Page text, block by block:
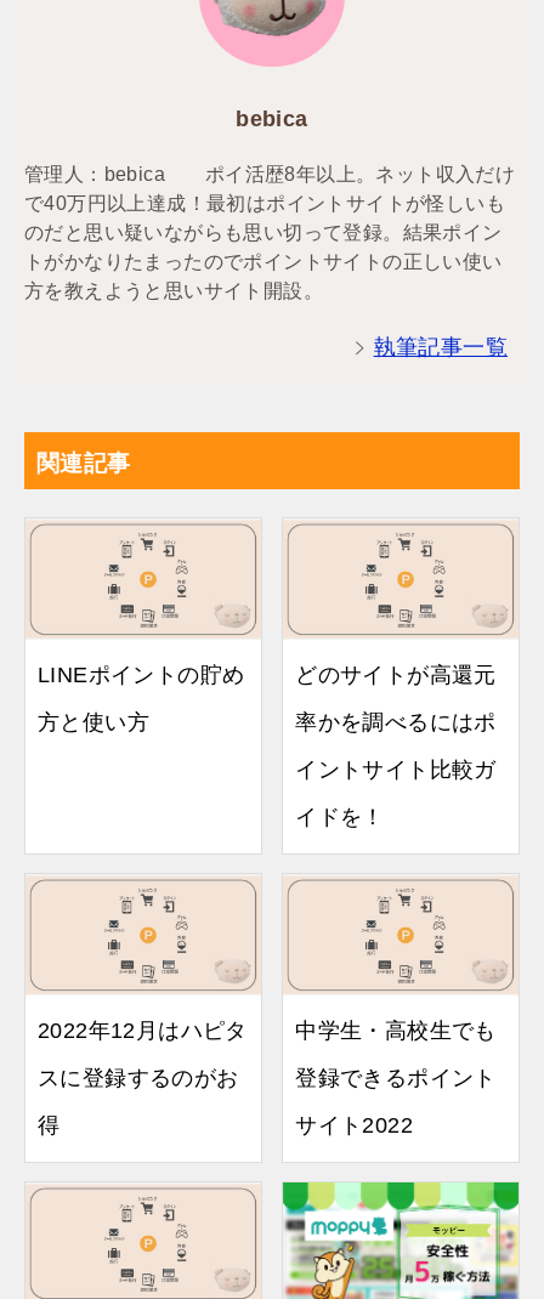
bebica
管理人：bebica ポイ活歴8年以上。ネット収入だけ
で40万円以上達成！最初はポイントサイトが怪しいも
のだと思い疑いながらも思い切って登録。結果ポイン
トがかなりたまったのでポイントサイトの正しい使い
方を教えようと思いサイト開設。
執筆記事一覧
関連記事
LINEポイントの貯め
方と使い方
どのサイトが高還元
率かを調べるにはポ
イントサイト比較ガ
イドを！
2022年12月はハピタ
スに登録するのがお
得
中学生・高校生でも
登録できるポイント
サイト2022